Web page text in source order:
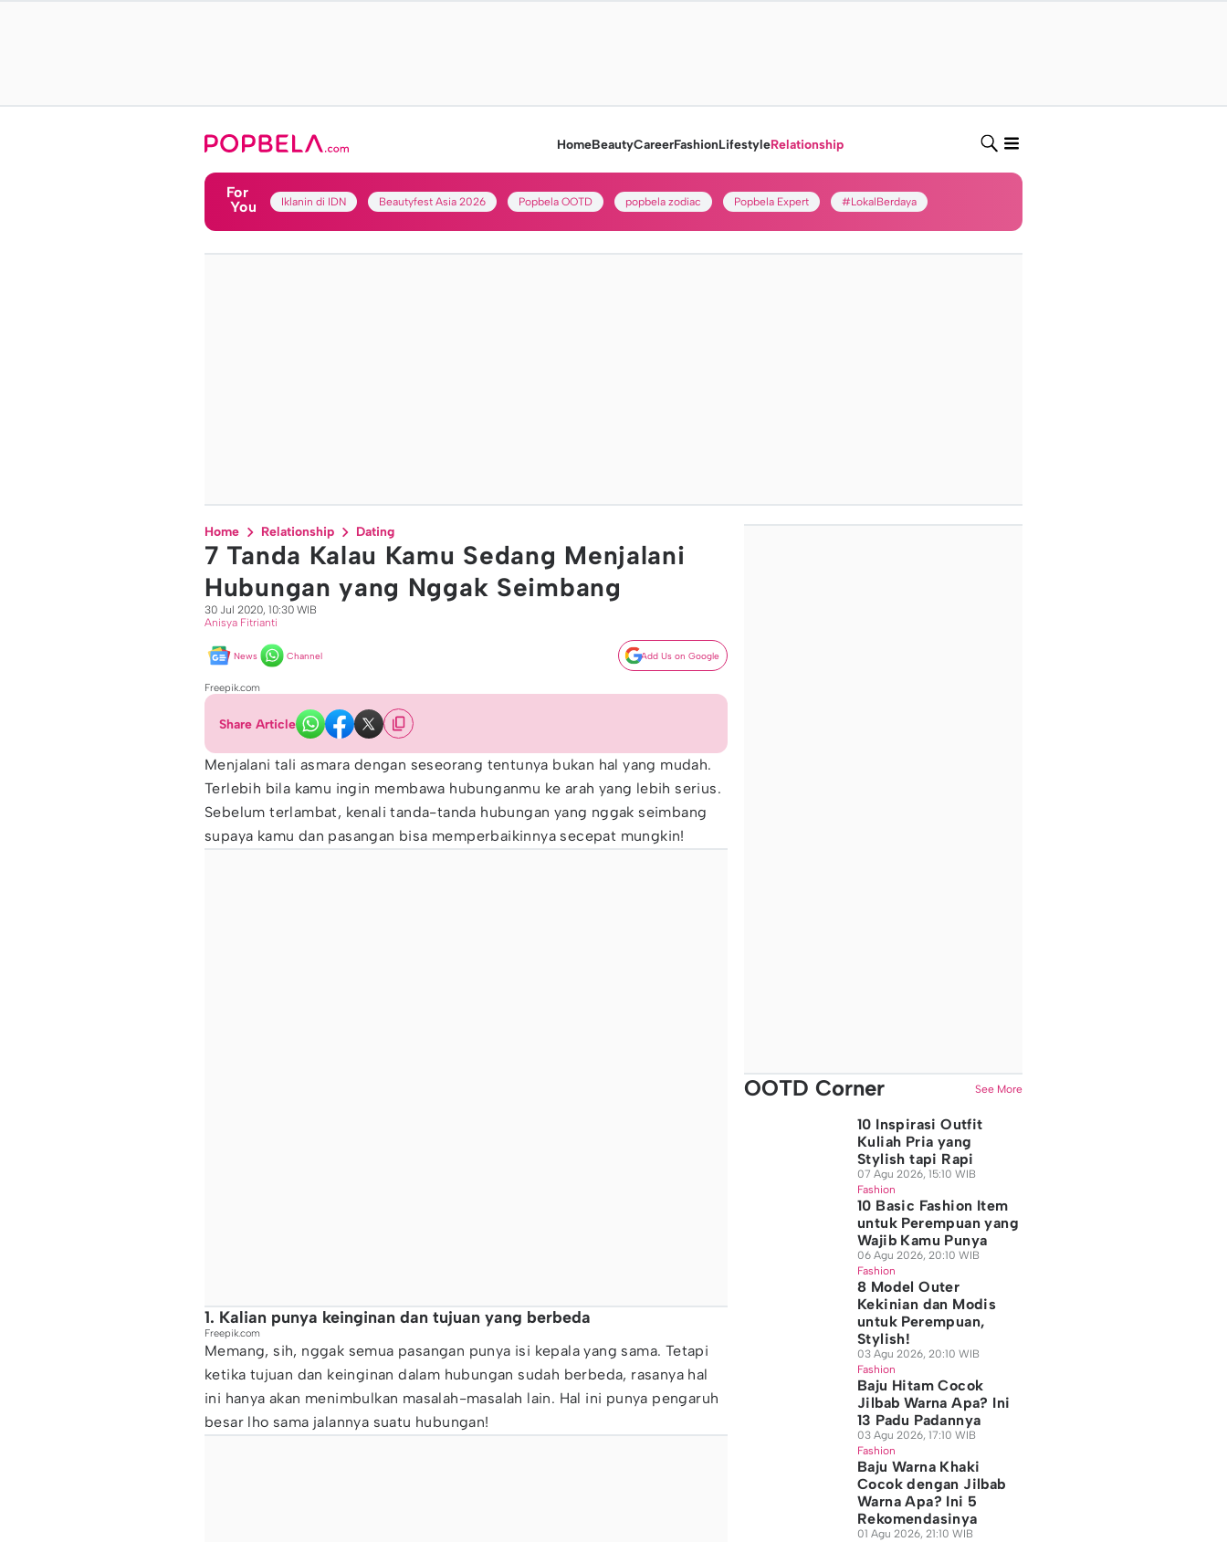
HomeBeautyCareerFashionLifestyleRelationship
For
You
Iklanin di IDN Beautyfest Asia 2026 Popbela OOTD popbela zodiac Popbela Expert #LokalBerdaya
Home Relationship Dating
7 Tanda Kalau Kamu Sedang Menjalani
Hubungan yang Nggak Seimbang
30 Jul 2020, 10:30 WIB
Anisya Fitrianti
News Channel Add Us on Google
Freepik.com
Share Article
Menjalani tali asmara dengan seseorang tentunya bukan hal yang mudah.
Terlebih bila kamu ingin membawa hubunganmu ke arah yang lebih serius.
Sebelum terlambat, kenali tanda-tanda hubungan yang nggak seimbang
supaya kamu dan pasangan bisa memperbaikinnya secepat mungkin!
1. Kalian punya keinginan dan tujuan yang berbeda
Freepik.com
Memang, sih, nggak semua pasangan punya isi kepala yang sama. Tetapi
ketika tujuan dan keinginan dalam hubungan sudah berbeda, rasanya hal
ini hanya akan menimbulkan masalah-masalah lain. Hal ini punya pengaruh
besar lho sama jalannya suatu hubungan!
OOTD Corner See More
10 Inspirasi Outfit
Kuliah Pria yang
Stylish tapi Rapi
07 Agu 2026, 15:10 WIB
Fashion
10 Basic Fashion Item
untuk Perempuan yang
Wajib Kamu Punya
06 Agu 2026, 20:10 WIB
Fashion
8 Model Outer
Kekinian dan Modis
untuk Perempuan,
Stylish!
03 Agu 2026, 20:10 WIB
Fashion
Baju Hitam Cocok
Jilbab Warna Apa? Ini
13 Padu Padannya
03 Agu 2026, 17:10 WIB
Fashion
Baju Warna Khaki
Cocok dengan Jilbab
Warna Apa? Ini 5
Rekomendasinya
01 Agu 2026, 21:10 WIB